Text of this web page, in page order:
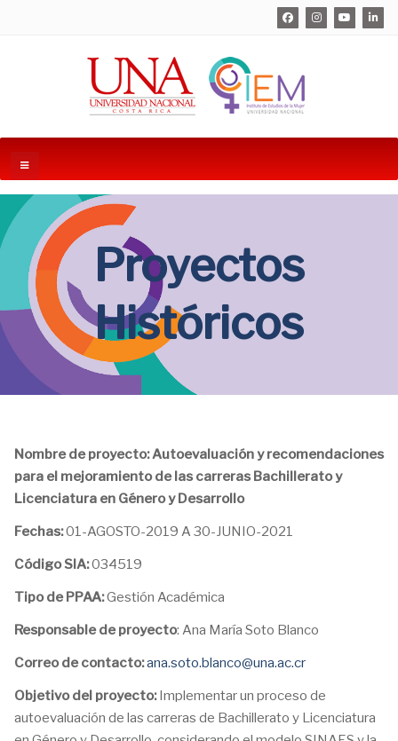
Proyectos
Históricos
Nombre de proyecto: Autoevaluación y recomendaciones
para el mejoramiento de las carreras Bachillerato y
Licenciatura en Género y Desarrollo
Fechas:01-AGOSTO-2019 A 30-JUNIO-2021
Código SIA:034519
Tipo de PPAA:Gestión Académica
Responsable de proyecto: Ana María Soto Blanco
Correo de contacto:ana.soto.blanco@una.ac.cr
Objetivo del proyecto:Implementar un proceso de
autoevaluación de las carreras de Bachillerato y Licenciatura